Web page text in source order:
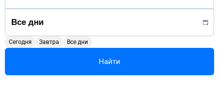
Сегодня Завтра Все дни
Найти